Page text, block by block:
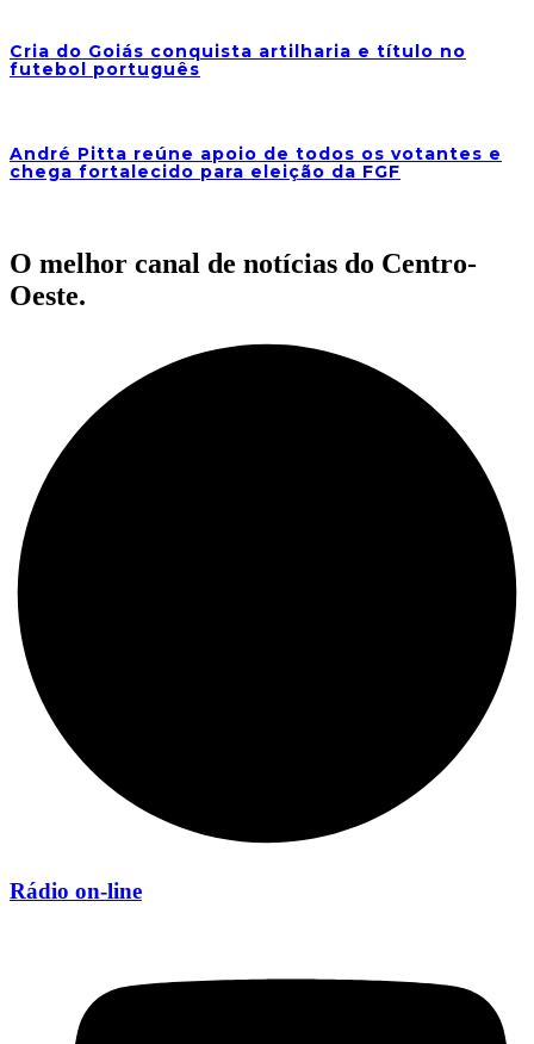
Cria do Goiás conquista artilharia e título no
futebol português
André Pitta reúne apoio de todos os votantes e
chega fortalecido para eleição da FGF
O melhor canal de notícias do Centro-
Oeste.
Rádio on-line